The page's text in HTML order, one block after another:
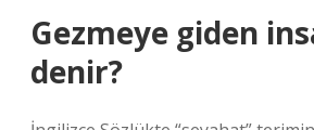
Gezmeye giden
denir?